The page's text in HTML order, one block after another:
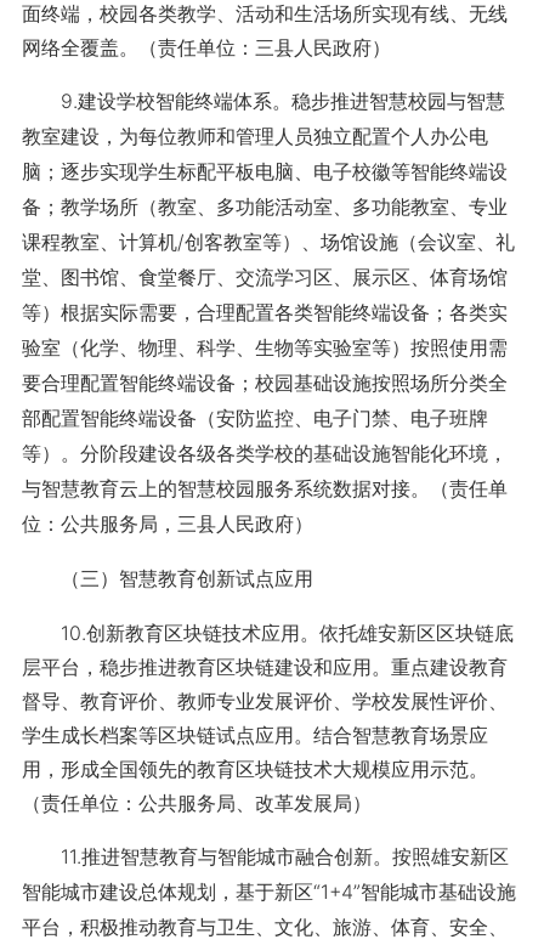
面终端，校园各类教学、活动和生活场所实现有线、无线
网络全覆盖。（责任单位：三县人民政府）
9.建设学校智能终端体系。稳步推进智慧校园与智慧
教室建设，为每位教师和管理人员独立配置个人办公电
脑；逐步实现学生标配平板电脑、电子校徽等智能终端设
备；教学场所（教室、多功能活动室、多功能教室、专业
课程教室、计算机/创客教室等）、场馆设施（会议室、礼
堂、图书馆、食堂餐厅、交流学习区、展示区、体育场馆
等）根据实际需要，合理配置各类智能终端设备；各类实
验室（化学、物理、科学、生物等实验室等）按照使用需
要合理配置智能终端设备；校园基础设施按照场所分类全
部配置智能终端设备（安防监控、电子门禁、电子班牌
等）。分阶段建设各级各类学校的基础设施智能化环境，
与智慧教育云上的智慧校园服务系统数据对接。（责任单
位：公共服务局，三县人民政府）
（三）智慧教育创新试点应用
10.创新教育区块链技术应用。依托雄安新区区块链底
层平台，稳步推进教育区块链建设和应用。重点建设教育
督导、教育评价、教师专业发展评价、学校发展性评价、
学生成长档案等区块链试点应用。结合智慧教育场景应
用，形成全国领先的教育区块链技术大规模应用示范。
（责任单位：公共服务局、改革发展局）
11.推进智慧教育与智能城市融合创新。按照雄安新区
智能城市建设总体规划，基于新区“1+4”智能城市基础设施
平台，积极推动教育与卫生、文化、旅游、体育、安全、